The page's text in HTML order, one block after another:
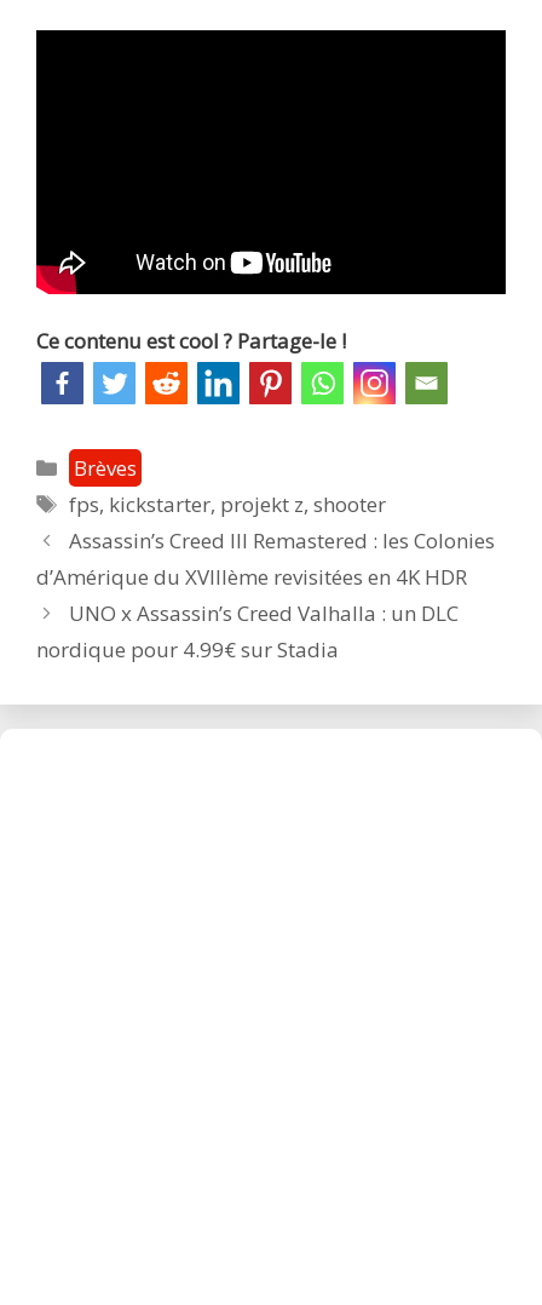
Ce contenu est cool ? Partage-le !
Catégories
Brèves
Étiquettes
fps, kickstarter, projekt z,shooter
Post
navigation
Assassin’s Creed III Remastered : les Colonies
d’Amérique du XVIIIème revisitées en 4K HDR
UNO x Assassin’s Creed Valhalla : un DLC
nordique pour 4.99€ sur Stadia